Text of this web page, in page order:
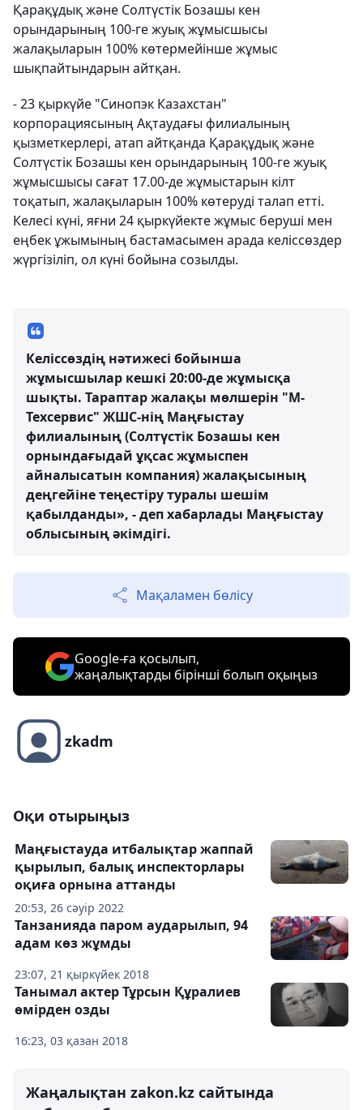
Қарақұдық және Солтүстік Бозашы кен
орындарының 100-ге жуық жұмысшысы
жалақыларын 100% көтермейінше жұмыс
шықпайтындарын айтқан.
- 23 қыркүйе "Синопэк Казахстан"
корпорациясының Ақтаудағы филиалының
қызметкерлері, атап айтқанда Қарақұдық және
Солтүстік Бозашы кен орындарының 100-ге жуық
жұмысшысы сағат 17.00-де жұмыстарын кілт
тоқатып, жалақыларын 100% көтеруді талап етті.
Келесі күні, яғни 24 қыркүйекте жұмыс беруші мен
еңбек ұжымының бастамасымен арада келіссөздер
жүргізіліп, ол күні бойына созылды.
Келіссөздің нәтижесі бойынша
жұмысшылар кешкі 20:00-де жұмысқа
шықты. Тараптар жалақы мөлшерін "М-
Техсервис" ЖШС-нің Маңғыстау
филиалының (Солтүстік Бозашы кен
орнындағыдай ұқсас жұмыспен
айналысатын компания) жалақысының
деңгейіне теңестіру туралы шешім
қабылданды», - деп хабарлады Маңғыстау
облысының әкімдігі.
Мақаламен бөлісу
Google-ға қосылып,
жаңалықтарды бірінші болып оқыңыз
zkadm
Оқи отырыңыз
20:53, 26 сәуір 2022
Маңғыстауда итбалықтар жаппай
қырылып, балық инспекторлары
оқиға орнына аттанды
23:07, 21 қыркүйек 2018
Танзанияда паром аударылып, 94
адам көз жұмды
16:23, 03 қазан 2018
Танымал актер Тұрсын Құралиев
өмірден озды
Жаңалықтан zakon.kz сайтында